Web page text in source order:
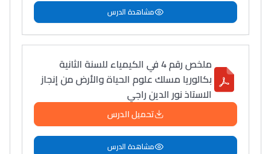
مشاهدة الدرس
ملخص رقم 4 في الكيمياء للسنة الثانية
بكالوريا مسلك علوم الحياة والأرض من إنجاز
الاستاذ نور الدين راجي
تحميل الدرس
مشاهدة الدرس